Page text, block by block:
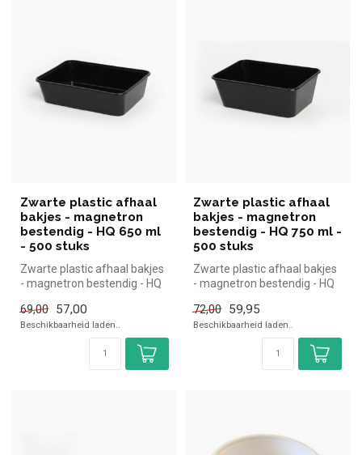
Zwarte plastic afhaal
bakjes - magnetron
bestendig - HQ 650 ml
- 500 stuks
Zwarte plastic afhaal bakjes
- magnetron bestendig - HQ
500 Stuks
69,00 57,00
Beschikbaarheid laden..
Zwarte plastic afhaal
bakjes - magnetron
bestendig - HQ 750 ml -
500 stuks
Zwarte plastic afhaal bakjes
- magnetron bestendig - HQ
500 Stuks
72,00 59,95
Beschikbaarheid laden..